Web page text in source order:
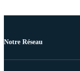
Notre Réseau